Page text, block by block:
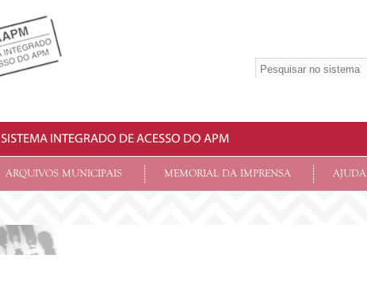
SISTEMA INTEGRADO DE ACESSO DO APM
ARQUIVOS MUNICIPAIS MEMORIAL DA IMPRENSA AJUDA